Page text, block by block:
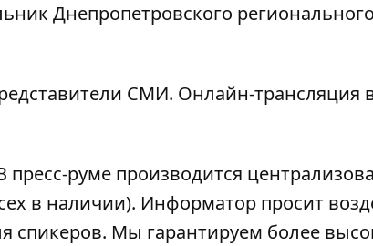
Днепропетровского
СМИ. Онлайн-трансляция
руме производится
в наличии). Информатор просит
спикеров. Мы гарантируем более